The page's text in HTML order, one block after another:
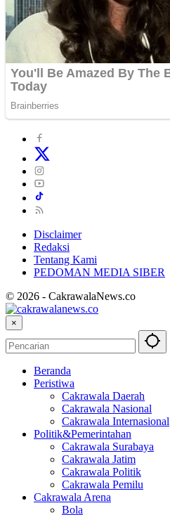
Disclaimer
Redaksi
Tentang Kami
PEDOMAN MEDIA SIBER
© 2026 - CakrawalaNews.co
×
Beranda
Peristiwa
Cakrawala Daerah
Cakrawala Nasional
Cakrawala Internasional
Politik&Pemerintahan
Cakrawala Surabaya
Cakrawala Jatim
Cakrawala Politik
Cakrawala Pemilu
Cakrawala Arena
Bola